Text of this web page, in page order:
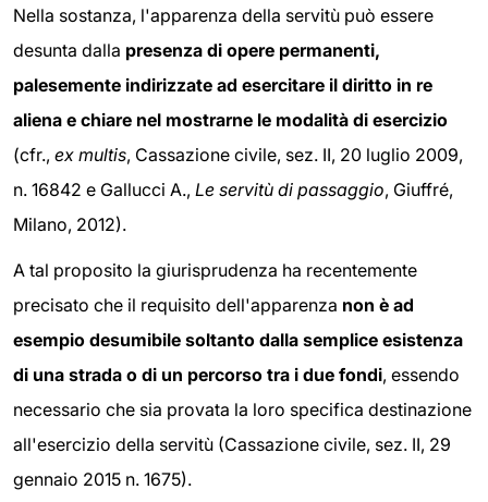
Nella sostanza, l'apparenza della servitù può essere
desunta dalla presenza di opere permanenti,
palesemente indirizzate ad esercitare il diritto in re
aliena e chiare nel mostrarne le modalità di esercizio
(cfr., ex multis, Cassazione civile, sez. II, 20 luglio 2009,
n. 16842 e Gallucci A., Le servitù di passaggio, Giuffré,
Milano, 2012).
A tal proposito la giurisprudenza ha recentemente
precisato che il requisito dell'apparenza non è ad
esempio desumibile soltanto dalla semplice esistenza
di una strada o di un percorso tra i due fondi, essendo
necessario che sia provata la loro specifica destinazione
all'esercizio della servitù (Cassazione civile, sez. II, 29
gennaio 2015 n. 1675).